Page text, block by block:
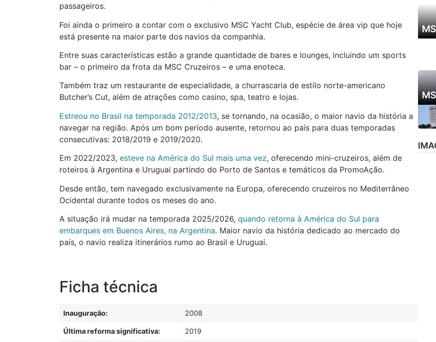
passageiros.
Foi ainda o primeiro a contar com o exclusivo MSC Yacht Club, espécie de área vip que hoje
está presente na maior parte dos navios da companhia.
Entre suas características estão a grande quantidade de bares e lounges, incluindo um sports
bar – o primeiro da frota da MSC Cruzeiros – e uma enoteca.
Também traz um restaurante de especialidade, a churrascaria de estilo norte-americano
Butcher’s Cut, além de atrações como casino, spa, teatro e lojas.
Estreou no Brasil na temporada 2012/2013, se tornando, na ocasião, o maior navio da história a
navegar na região. Após um bom período ausente, retornou ao país para duas temporadas
consecutivas: 2018/2019 e 2019/2020.
Em 2022/2023, esteve na América do Sul mais uma vez, oferecendo mini-cruzeiros, além de
roteiros à Argentina e Uruguai partindo do Porto de Santos e temáticos da PromoAção.
Desde então, tem navegado exclusivamente na Europa, oferecendo cruzeiros no Mediterrâneo
Ocidental durante todos os meses do ano.
A situação irá mudar na temporada 2025/2026, quando retorna à América do Sul para
embarques em Buenos Aires, na Argentina. Maior navio da história dedicado ao mercado do
país, o navio realiza itinerários rumo ao Brasil e Uruguai.
Ficha técnica
Inauguração: 2008
Última reforma significativa: 2019